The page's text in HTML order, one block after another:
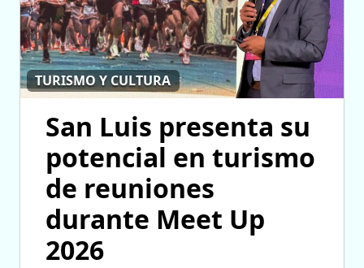
TURISMO Y CULTURA
San Luis presenta su
potencial en turismo
de reuniones
durante Meet Up
2026